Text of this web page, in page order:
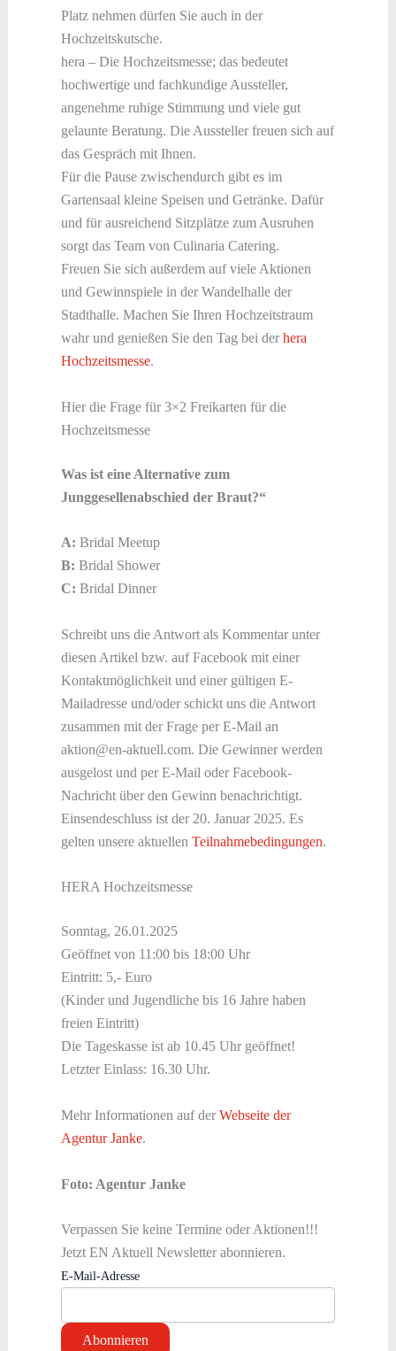
Platz nehmen dürfen Sie auch in der
Hochzeitskutsche.
hera – Die Hochzeitsmesse; das bedeutet
hochwertige und fachkundige Aussteller,
angenehme ruhige Stimmung und viele gut
gelaunte Beratung. Die Aussteller freuen sich auf
das Gespräch mit Ihnen.
Für die Pause zwischendurch gibt es im
Gartensaal kleine Speisen und Getränke. Dafür
und für ausreichend Sitzplätze zum Ausruhen
sorgt das Team von Culinaria Catering.
Freuen Sie sich außerdem auf viele Aktionen
und Gewinnspiele in der Wandelhalle der
Stadthalle. Machen Sie Ihren Hochzeitstraum
wahr und genießen Sie den Tag bei der hera
Hochzeitsmesse.
Hier die Frage für 3×2 Freikarten für die
Hochzeitsmesse
Was ist eine Alternative zum
Junggesellenabschied der Braut?“
A: Bridal Meetup
B: Bridal Shower
C: Bridal Dinner
Schreibt uns die Antwort als Kommentar unter
diesen Artikel bzw. auf Facebook mit einer
Kontaktmöglichkeit und einer gültigen E-
Mailadresse und/oder schickt uns die Antwort
zusammen mit der Frage per E-Mail an
aktion@en-aktuell.com. Die Gewinner werden
ausgelost und per E-Mail oder Facebook-
Nachricht über den Gewinn benachrichtigt.
Einsendeschluss ist der 20. Januar 2025. Es
gelten unsere aktuellen Teilnahmebedingungen.
HERA Hochzeitsmesse
Sonntag, 26.01.2025
Geöffnet von 11:00 bis 18:00 Uhr
Eintritt: 5,- Euro
(Kinder und Jugendliche bis 16 Jahre haben
freien Eintritt)
Die Tageskasse ist ab 10.45 Uhr geöffnet!
Letzter Einlass: 16.30 Uhr.
Mehr Informationen auf der Webseite der
Agentur Janke.
Foto: Agentur Janke
Verpassen Sie keine Termine oder Aktionen!!!
Jetzt EN Aktuell Newsletter abonnieren.
E-Mail-Adresse